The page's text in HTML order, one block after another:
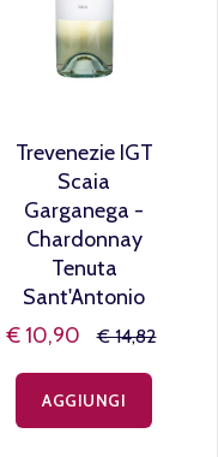
Trevenezie IGT
Scaia
Garganega -
Chardonnay
Tenuta
Sant'Antonio
€ 10,90
€ 14,82
AGGIUNGI